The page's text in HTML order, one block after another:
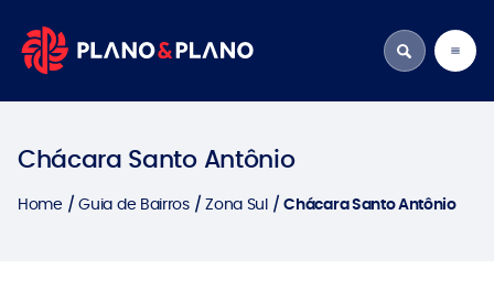
Chácara Santo Antônio
Home Guia de Bairros Zona Sul Chácara Santo Antônio